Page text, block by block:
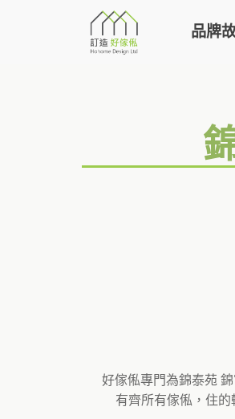
品牌
好傢俬專門為錦泰苑
有齊所有傢俬，住